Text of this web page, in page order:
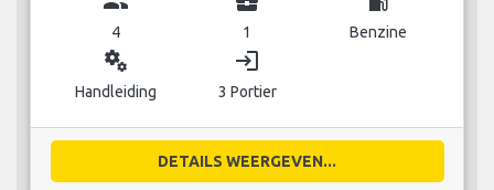
4 1 Benzine
miscellaneous_services
Handleiding
login
3 Portier
DETAILS WEERGEVEN...